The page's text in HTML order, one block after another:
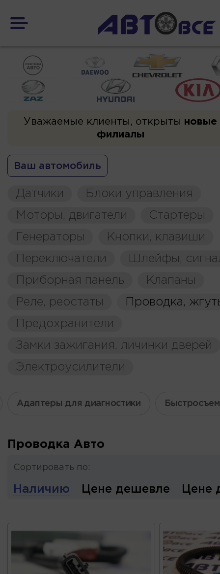
Уважаемые клиенты, открыты новые
филиалы
Ваш автомобиль
Датчики
Блоки управления
Моторы, двигатели
Стартеры
Генераторы
Кнопки, клавиши
Переключатели
Шлейфы,
Приборная панель
Клапаны
Реле, реостаты
Проводка,
Предохранители
Замки зажигания, личинки дверей
Электроусилители
Адаптеры для диагностики
Проводка Авто
Сортировать по:
Наличию Цене дешевле Цене